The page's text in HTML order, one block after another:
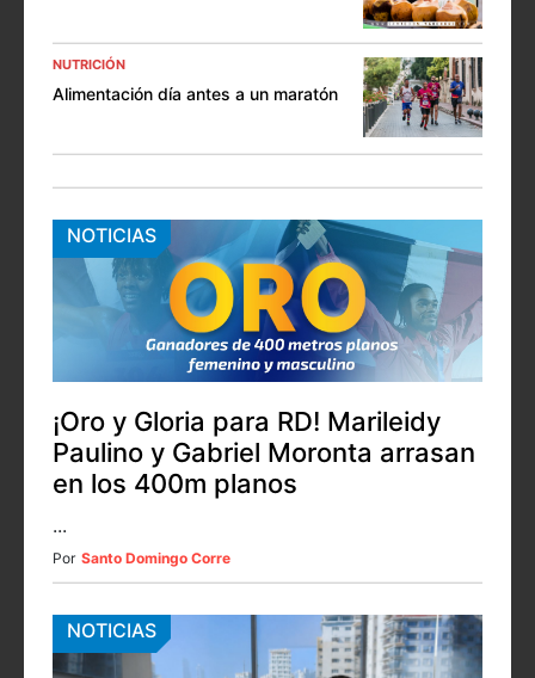
NUTRICIÓN
Alimentación día antes a un maratón
NOTICIAS
¡Oro y Gloria para RD! Marileidy
Paulino y Gabriel Moronta arrasan
en los 400m planos
...
Por Santo Domingo Corre
NOTICIAS